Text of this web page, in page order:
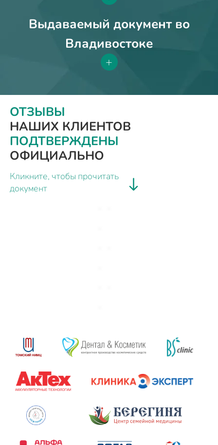
Выдаваемый документ во
Владивостоке
+
ОТЗЫВЫ
НАШИХ КЛИЕНТОВ
ПОДТВЕРЖДЕНЫ
ОФИЦИАЛЬНО
Кликните, чтобы прочитать
документ